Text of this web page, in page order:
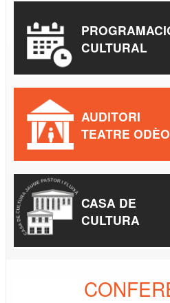
CULTURAL
AUDITORI
TEATRE
CASA DE
CULTURA